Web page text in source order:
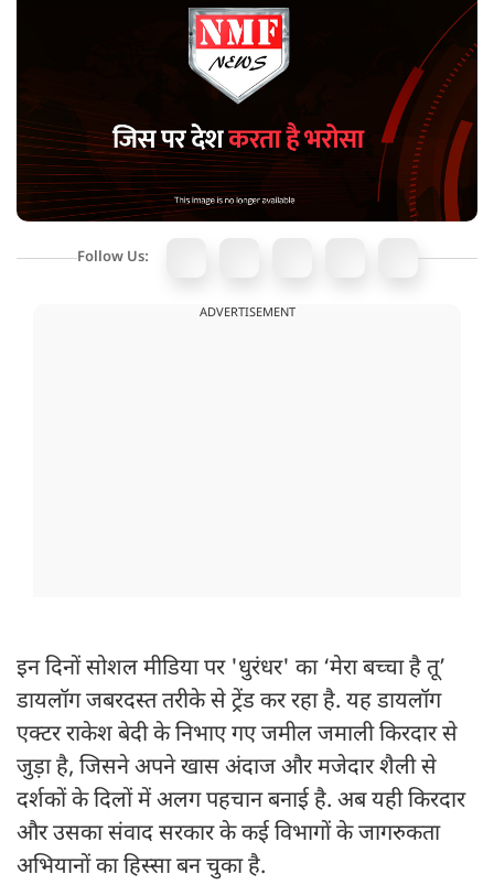
Follow Us:
ADVERTISEMENT
इन दिनों सोशल मीडिया पर 'धुरंधर' का ‘मेरा बच्चा है तू’
डायलॉग जबरदस्त तरीके से ट्रेंड कर रहा है. यह डायलॉग
एक्टर राकेश बेदी के निभाए गए जमील जमाली किरदार से
जुड़ा है, जिसने अपने खास अंदाज और मजेदार शैली से
दर्शकों के दिलों में अलग पहचान बनाई है. अब यही किरदार
और उसका संवाद सरकार के कई विभागों के जागरुकता
अभियानों का हिस्सा बन चुका है.